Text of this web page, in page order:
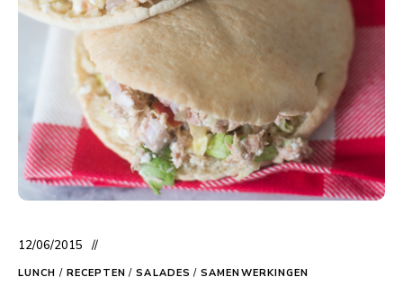
12/06/2015
LUNCH / RECEPTEN / SALADES / SAMENWERKINGEN